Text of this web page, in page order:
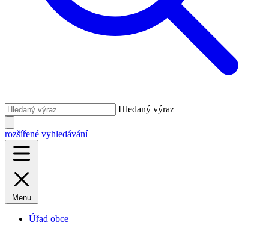
Hledaný výraz
rozšířené vyhledávání
Menu
Úřad obce